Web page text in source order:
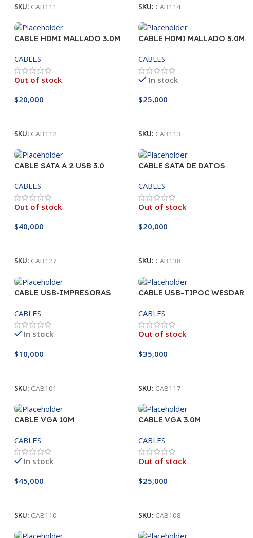
SKU: CAB111 SKU: CAB114
CABLE HDMI MALLADO 3.0M
CABLES
Out of stock
$20,000
SKU: CAB112
CABLE HDMI MALLADO 5.0M
CABLES
In stock
$25,000
SKU: CAB113
CABLE SATA A 2 USB 3.0
CABLES
Out of stock
$40,000
SKU: CAB127
CABLE SATA DE DATOS
CABLES
Out of stock
$20,000
SKU: CAB138
CABLE USB-IMPRESORAS
CABLES
In stock
$10,000
SKU: CAB101
CABLE USB-TIPOC WESDAR
CABLES
Out of stock
$35,000
SKU: CAB117
CABLE VGA 10M
CABLES
In stock
$45,000
SKU: CAB110
CABLE VGA 3.0M
CABLES
Out of stock
$25,000
SKU: CAB108